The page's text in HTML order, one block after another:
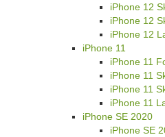
iPhone 12
iPhone 12
iPhone 12
iPhone 11
iPhone 11
iPhone 11
iPhone 11
iPhone 11
iPhone SE 2020
iPhone SE